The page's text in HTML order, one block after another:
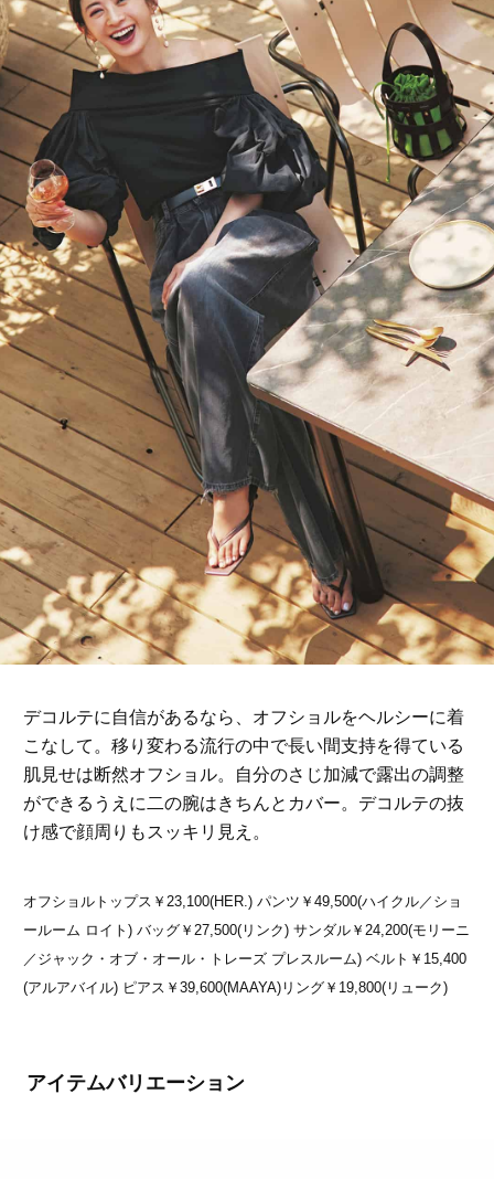
デコルテに自信があるなら、オフショルをヘルシーに着
こなして。移り変わる流行の中で長い間支持を得ている
肌見せは断然オフショル。自分のさじ加減で露出の調整
ができるうえに二の腕はきちんとカバー。デコルテの抜
け感で顔周りもスッキリ見え。
オフショルトップス￥23,100(HER.) パンツ￥49,500(ハイクル／ショ
ールーム ロイト) バッグ￥27,500(リンク) サンダル￥24,200(モリーニ
／ジャック・オブ・オール・トレーズ プレスルーム) ベルト￥15,400
(アルアバイル) ピアス￥39,600(MAAYA)リング￥19,800(リューク)
アイテムバリエーション